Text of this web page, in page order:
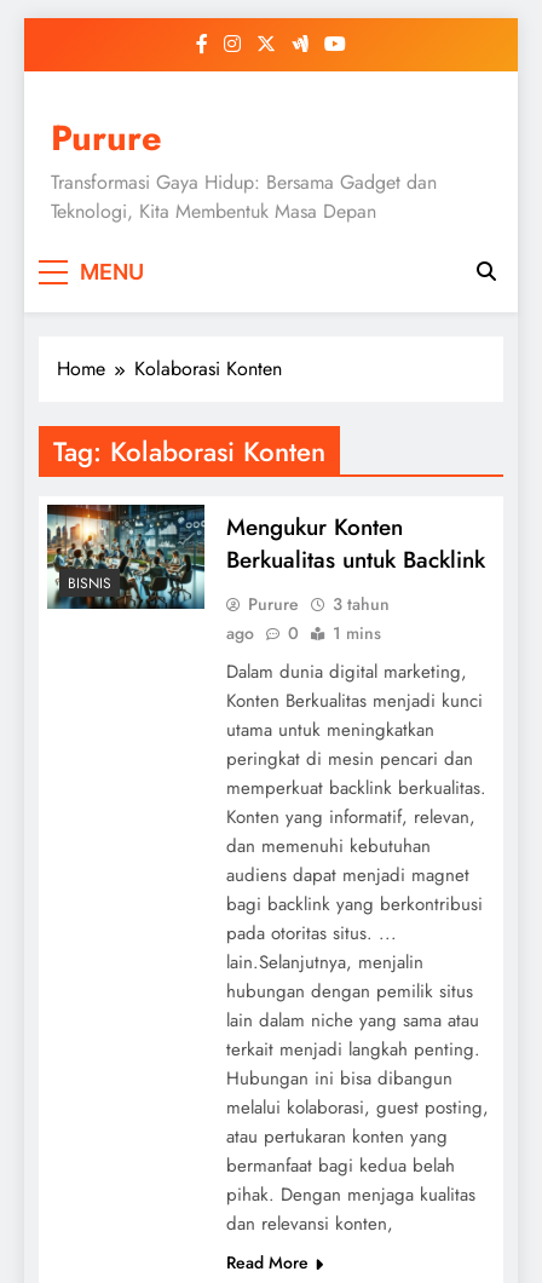
Purure
Transformasi Gaya Hidup: Bersama Gadget dan
Teknologi, Kita Membentuk Masa Depan
MENU
Home Kolaborasi Konten
Tag: Kolaborasi Konten
BISNIS
Mengukur Konten
Berkualitas untuk Backlink
Purure
3 tahun
ago
0 1 mins
Dalam dunia digital marketing,
Konten Berkualitas menjadi kunci
utama untuk meningkatkan
peringkat di mesin pencari dan
memperkuat backlink berkualitas.
Konten yang informatif, relevan,
dan memenuhi kebutuhan
audiens dapat menjadi magnet
bagi backlink yang berkontribusi
pada otoritas situs. ...
lain.Selanjutnya, menjalin
hubungan dengan pemilik situs
lain dalam niche yang sama atau
terkait menjadi langkah penting.
Hubungan ini bisa dibangun
melalui kolaborasi, guest posting,
atau pertukaran konten yang
bermanfaat bagi kedua belah
pihak. Dengan menjaga kualitas
dan relevansi konten,
Read More